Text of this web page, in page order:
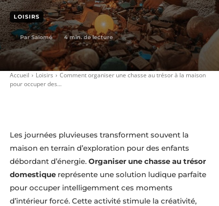
LOISIRS
Par Salomé 4min. de lecture
Accueil Loisirs
Comment organiser une chasse au trésor à la maison
pour occuper des...
Les journées pluvieuses transforment souvent la
maison en terrain d’exploration pour des enfants
débordant d’énergie. Organiser une chasse au trésor
domestique représente une solution ludique parfaite
pour occuper intelligemment ces moments
d’intérieur forcé. Cette activité stimule la créativité,